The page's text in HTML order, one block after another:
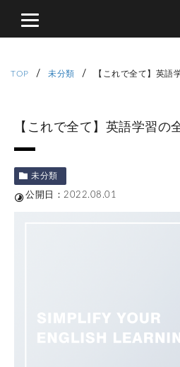
TOP / 未分類 / 【これで全て】英語
【これで全て】英語学習の
未分類
公開日：2022.08.01